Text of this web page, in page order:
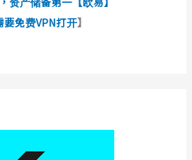
要免费VPN打开】